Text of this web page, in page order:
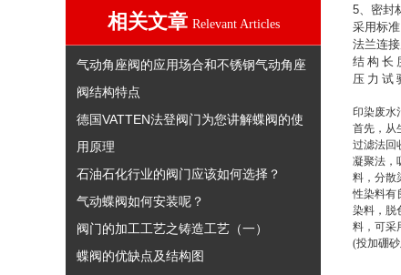
相关文章 Relevant Articles
气动角座阀的应用场合和不锈钢气动角座
阀结构特点
德国VATTEN法登阀门为您讲解蝶阀的使
用原理
石油石化行业的阀门应该如何选择？
气动蝶阀如何安装呢？
阀门的加工工艺之铸造工艺（一）
蝶阀的优缺点及结构图
5、密封
采用标准
法兰连
结 构 长
压 力 试
印染废水
首先，从
过滤法回
凝聚法，
料，分散
性染料有
染料，脱
料，可采
(投加硼